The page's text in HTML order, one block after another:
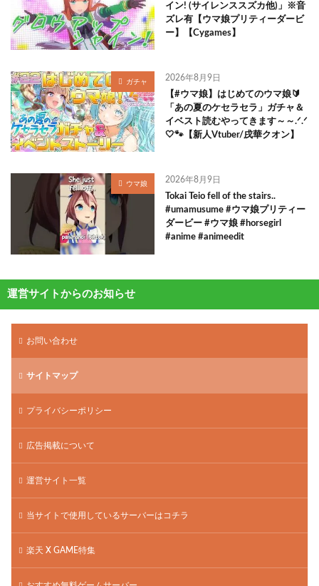
イン! (サイレンススズカ他)」※音
ズレ有【ウマ娘プリティーダービ
ー】【Cygames】
ガチャ 2026年8月9日
【#ウマ娘】はじめてのウマ娘🔰
「あの夏のケセラセラ」ガチャ＆
イベスト読むやってきます～～.ᐟ.ᐟ
🤍🐾【新人Vtuber/戌華クオン】
ウマ娘 2026年8月9日
Tokai Teio fell of the stairs..
#umamusume #ウマ娘プリティー
ダービー #ウマ娘 #horsegirl
#anime #animeedit
運営サイトからのお知らせ
お問い合わせ
サイトマップ
プライバシーポリシー
広告掲載について
運営サイト一覧
当サイトで使用しているサーバーはコチラ
楽天 X GAME特集